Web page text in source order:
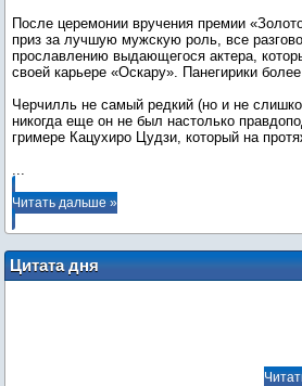
После церемонии вручения премии
приз за лучшую мужскую роль, все
прославлению выдающегося актера,
своей карьере «Оскару». Панегирики
Черчилль не самый редкий (но и не
никогда еще он не был настолько
...
Читать дальше »
Цитата дня